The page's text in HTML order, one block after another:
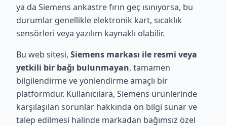
ya da Siemens ankastre fırın geç ısınıyorsa, bu
durumlar genellikle elektronik kart, sıcaklık
sensörleri veya yazılım kaynaklı olabilir.
Bu web sitesi, Siemens markası ile resmi veya
yetkili bir bağı bulunmayan, tamamen
bilgilendirme ve yönlendirme amaçlı bir
platformdur. Kullanıcılara, Siemens ürünlerinde
karşılaşılan sorunlar hakkında ön bilgi sunar ve
talep edilmesi halinde markadan bağımsız özel